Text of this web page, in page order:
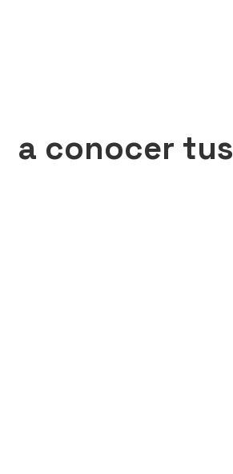
a conocer tus